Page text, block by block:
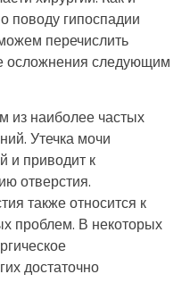
поводу гипоспадии
перечислить
осложнения следующим
из наиболее частых
Утечка мочи
и приводит к
отверстия.
также относится к
проблем. В некоторых
достаточно